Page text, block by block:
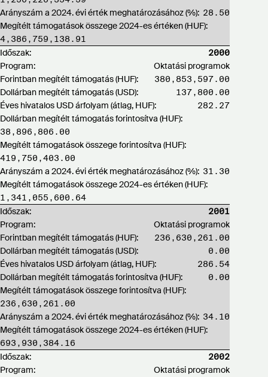
Arányszám a 2024. évi érték meghatározásához (%): 28.50
Megítélt támogatások összege 2024-es értéken (HUF):
4,386,759,138.91
Időszak: 2000
Program:
Oktatási programok
Forintban megítélt támogatás (HUF):
380,853,597.00
Dollárban megítélt támogatás (USD): 137,800.00
Éves hivatalos USD árfolyam (átlag, HUF): 282.27
Dollárban megítélt támogatás forintosítva (HUF):
38,896,806.00
Megítélt támogatások összege forintosítva (HUF):
419,750,403.00
Arányszám a 2024. évi érték meghatározásához (%): 31.30
Megítélt támogatások összege 2024-es értéken (HUF):
1,341,055,600.64
Időszak: 2001
Program:
Oktatási programok
Forintban megítélt támogatás (HUF):
236,630,261.00
Dollárban megítélt támogatás (USD): 0.00
Éves hivatalos USD árfolyam (átlag, HUF): 286.54
Dollárban megítélt támogatás forintosítva (HUF): 0.00
Megítélt támogatások összege forintosítva (HUF):
236,630,261.00
Arányszám a 2024. évi érték meghatározásához (%): 34.10
Megítélt támogatások összege 2024-es értéken (HUF):
693,930,384.16
Időszak: 2002
Program:
Oktatási programok